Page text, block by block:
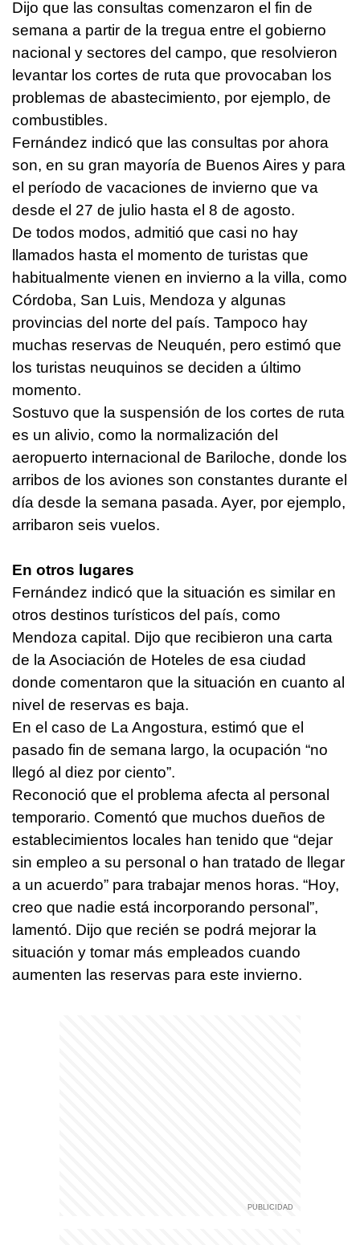
Dijo que las consultas comenzaron el fin de
semana a partir de la tregua entre el gobierno
nacional y sectores del campo, que resolvieron
levantar los cortes de ruta que provocaban los
problemas de abastecimiento, por ejemplo, de
combustibles.
Fernández indicó que las consultas por ahora
son, en su gran mayoría de Buenos Aires y para
el período de vacaciones de invierno que va
desde el 27 de julio hasta el 8 de agosto.
De todos modos, admitió que casi no hay
llamados hasta el momento de turistas que
habitualmente vienen en invierno a la villa, como
Córdoba, San Luis, Mendoza y algunas
provincias del norte del país. Tampoco hay
muchas reservas de Neuquén, pero estimó que
los turistas neuquinos se deciden a último
momento.
Sostuvo que la suspensión de los cortes de ruta
es un alivio, como la normalización del
aeropuerto internacional de Bariloche, donde los
arribos de los aviones son constantes durante el
día desde la semana pasada. Ayer, por ejemplo,
arribaron seis vuelos.
En otros lugares
Fernández indicó que la situación es similar en
otros destinos turísticos del país, como
Mendoza capital. Dijo que recibieron una carta
de la Asociación de Hoteles de esa ciudad
donde comentaron que la situación en cuanto al
nivel de reservas es baja.
En el caso de La Angostura, estimó que el
pasado fin de semana largo, la ocupación “no
llegó al diez por ciento”.
Reconoció que el problema afecta al personal
temporario. Comentó que muchos dueños de
establecimientos locales han tenido que “dejar
sin empleo a su personal o han tratado de llegar
a un acuerdo” para trabajar menos horas. “Hoy,
creo que nadie está incorporando personal”,
lamentó. Dijo que recién se podrá mejorar la
situación y tomar más empleados cuando
aumenten las reservas para este invierno.